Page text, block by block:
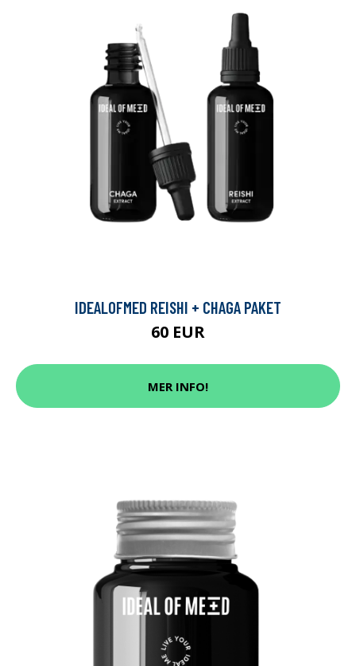
IDEALOFMED REISHI + CHAGA PAKET
60 EUR
MER INFO!